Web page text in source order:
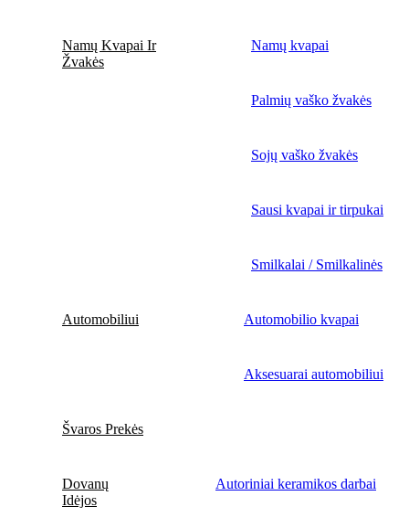
Namų Kvapai Ir
Žvakės
Namų kvapai
Palmių vaško žvakės
Sojų vaško žvakės
Sausi kvapai ir tirpukai
Smilkalai / Smilkalinės
Automobiliui Automobilio kvapai
Aksesuarai automobiliui
Švaros Prekės
Dovanų
Idėjos
Autoriniai keramikos darbai